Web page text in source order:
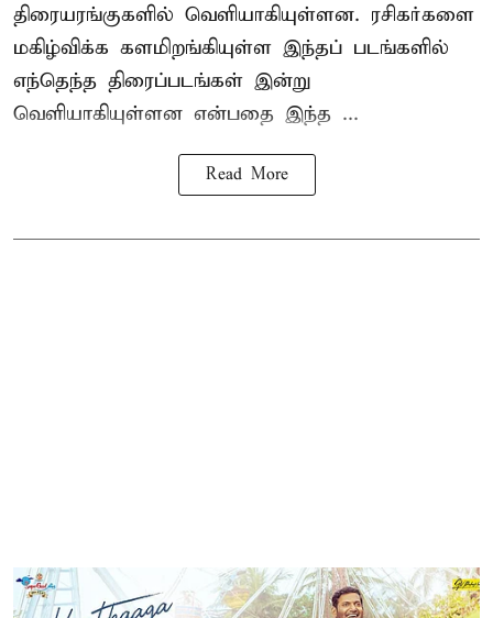
திரையரங்குகளில் வெளியாகியுள்ளன. ரசிகர்களை
மகிழ்விக்க களமிறங்கியுள்ள இந்தப் படங்களில்
எந்தெந்த திரைப்படங்கள் இன்று
வெளியாகியுள்ளன என்பதை இந்த ...
Read More